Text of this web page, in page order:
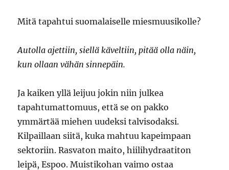
Mitä tapahtui suomalaiselle miesmuusikolle?
Autolla ajettiin, siellä käveltiin, pitää olla näin,
kun ollaan vähän sinnepäin.
Ja kaiken yllä leijuu jokin niin julkea
tapahtumattomuus, että se on pakko
ymmärtää miehen uudeksi talvisodaksi.
Kilpaillaan siitä, kuka mahtuu kapeimpaan
sektoriin. Rasvaton maito, hiilihydraatiton
leipä, Espoo. Muistikohan vaimo ostaa